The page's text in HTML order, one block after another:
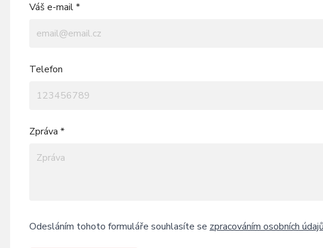
Váš e-mail *
Telefon
Zpráva *
Odesláním tohoto formuláře souhlasíte se zpracováním osobních